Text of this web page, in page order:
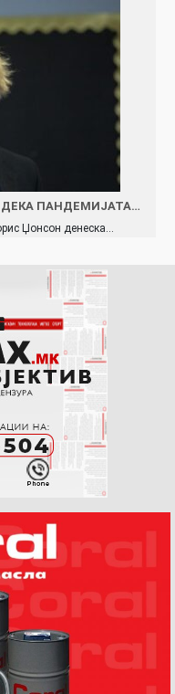
ПАНДЕМИЈАТА…
Џонсон денеска…